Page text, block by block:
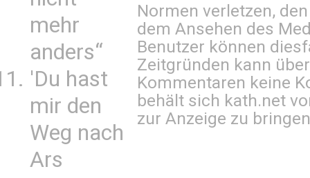
mehr
anders“
'Du hast
mir den
Weg nach
Ars
Normen verletzen,
dem Ansehen des
Benutzer können
Zeitgründen kann
Kommentaren keine
behält sich kath.net
zur Anzeige zu